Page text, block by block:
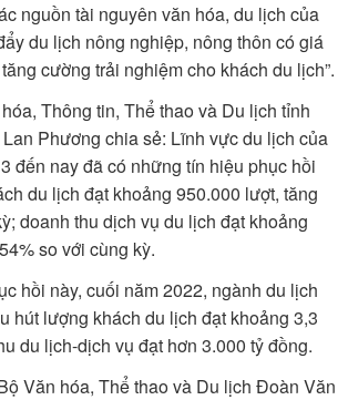
nguồn tài nguyên văn hóa, du lịch của
du lịch nông nghiệp, nông thôn có giá
cường trải nghiệm cho khách du lịch”.
Thông tin, Thể thao và Du lịch tỉnh
Phương chia sẻ: Lĩnh vực du lịch của
đến nay đã có những tín hiệu phục hồi
du lịch đạt khoảng 950.000 lượt, tăng
doanh thu dịch vụ du lịch đạt khoảng
so với cùng kỳ.
hồi này, cuối năm 2022, ngành du lịch
hút lượng khách du lịch đạt khoảng 3,3
du lịch-dịch vụ đạt hơn 3.000 tỷ đồng.
Văn hóa, Thể thao và Du lịch Ðoàn Văn